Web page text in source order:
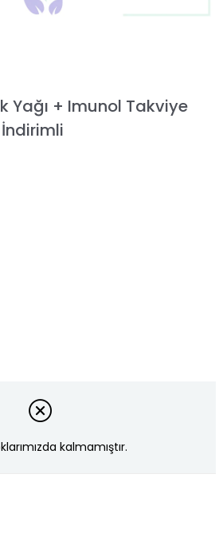
Yağı + Imunol Takviye
İndirimli
kalmamıştır.